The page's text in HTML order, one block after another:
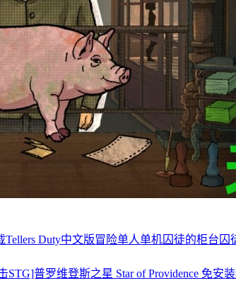
Tellers Duty中文版冒险单人单机囚徒的柜台 囚
STG]普罗维登斯之星 Star of Providence 免安